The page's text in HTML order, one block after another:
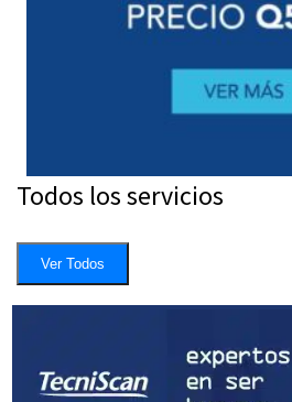
Todos los servicios
Ver Todos